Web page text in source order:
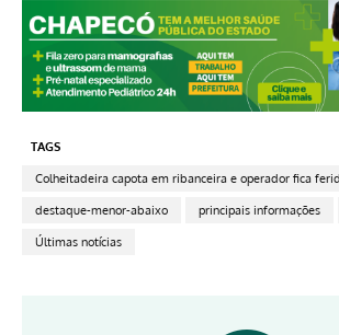
TAGS
Colheitadeira capota em ribanceira e operador fica
destaque-menor-abaixo principais informações
Últimas notícias